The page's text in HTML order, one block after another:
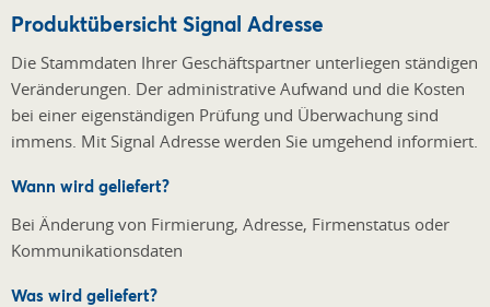
Produktübersicht Signal Adresse
Die Stammdaten Ihrer Geschäftspartner unterliegen ständigen
Veränderungen. Der administrative Aufwand und die Kosten
bei einer eigenständigen Prüfung und Überwachung sind
immens. Mit Signal Adresse werden Sie umgehend informiert.
Wann wird geliefert?
Bei Änderung von Firmierung, Adresse, Firmenstatus oder
Kommunikationsdaten
Was wird geliefert?